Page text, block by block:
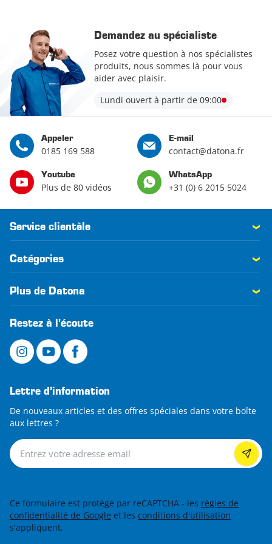
Demandez au spécialiste
Posez votre question à nos spécialistes
produits, nous sommes là pour vous
aider avec plaisir.
Lundi ouvert à partir de 09:00
Appeler
0185 169 588
E-mail
contact@datona.fr
Youtube
Plus de 80 vidéos
WhatsApp
+31 (0) 6 2015 5024
Service clientèle
Catégories
Plus de Datona
Restez à l'écoute
Lettre d’information
De nouveaux articles et des offres spéciales dans votre boîte
aux lettres ?
Lettre d’information
Ce formulaire est protégé par reCAPTCHA - les règles de
confidentialité de Google et les conditions d'utilisation
s'appliquent.